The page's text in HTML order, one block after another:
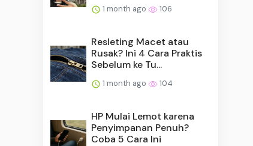
1 month ago 106
Resleting Macet atau
Rusak? Ini 4 Cara Praktis
Sebelum ke Tu...
1 month ago 104
HP Mulai Lemot karena
Penyimpanan Penuh?
Coba 5 Cara Ini